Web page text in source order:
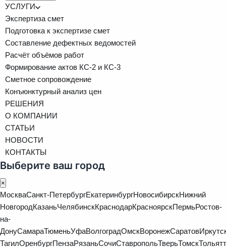
УСЛУГИ
Экспертиза смет
Подготовка к экспертизе смет
Составление дефектных ведомостей
Расчёт объёмов работ
Формирование актов КС-2 и КС-3
Сметное сопровождение
Конъюнктурный анализ цен
РЕШЕНИЯ
О КОМПАНИИ
СТАТЬИ
НОВОСТИ
КОНТАКТЫ
Выберите ваш город
×
МоскваСанкт-ПетербургЕкатеринбургНовосибирскНижний
НовгородКазаньЧелябинскКраснодарКрасноярскПермьРостов-
на-
ДонуСамараТюменьУфаВолгоградОмскВоронежСаратов
ТагилОренбургПензаРязаньСочиСтавропольТверьТомск